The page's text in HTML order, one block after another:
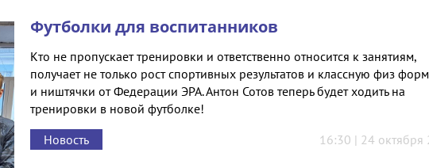
Футболки для воспитанников
Кто не пропускает тренировки и ответственно относится к занятиям,
получает не только рост спортивных результатов и классную физ
и ништячки от Федерации ЭРА. Антон Сотов теперь будет ходить на
тренировки в новой футболке!
Новость
16:30 | 24 октября